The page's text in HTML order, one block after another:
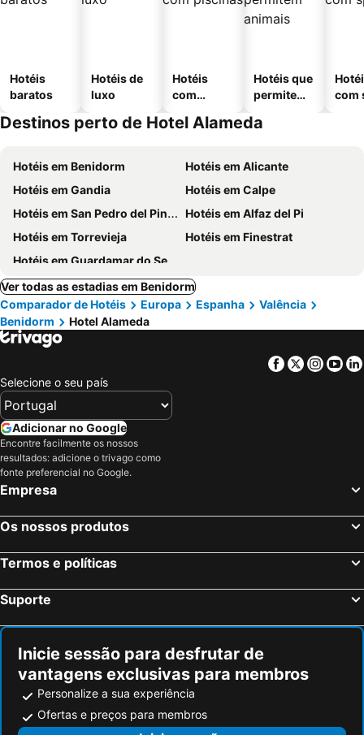
Hotéis
baratos
Hotéis de
luxo
Hotéis
com
Hotéis que
permitem
com
Destinos perto de Hotel Alameda
Hotéis em Benidorm
Hotéis em Alicante
Hotéis em Gandia
Hotéis em Calpe
Hotéis em San Pedro del Pinatar
Hotéis em Alfaz del Pi
Hotéis em Torrevieja
Hotéis em Finestrat
Hotéis em Guardamar do Segura
Ver todas as estadias em Benidorm
Comparador de Hotéis
Europa Espanha
Valência
Benidorm
Hotel Alameda
Facebook
Twitter
Selecione o seu país
Adicionar no Google
Encontre facilmente os nossos
resultados: adicione o trivago como
fonte preferencial no Google.
Empresa
Os nossos produtos
Termos e políticas
Suporte
Inicie sessão para desfrutar de
vantagens exclusivas para membros
Personalize a sua experiência
Ofertas e preços para membros